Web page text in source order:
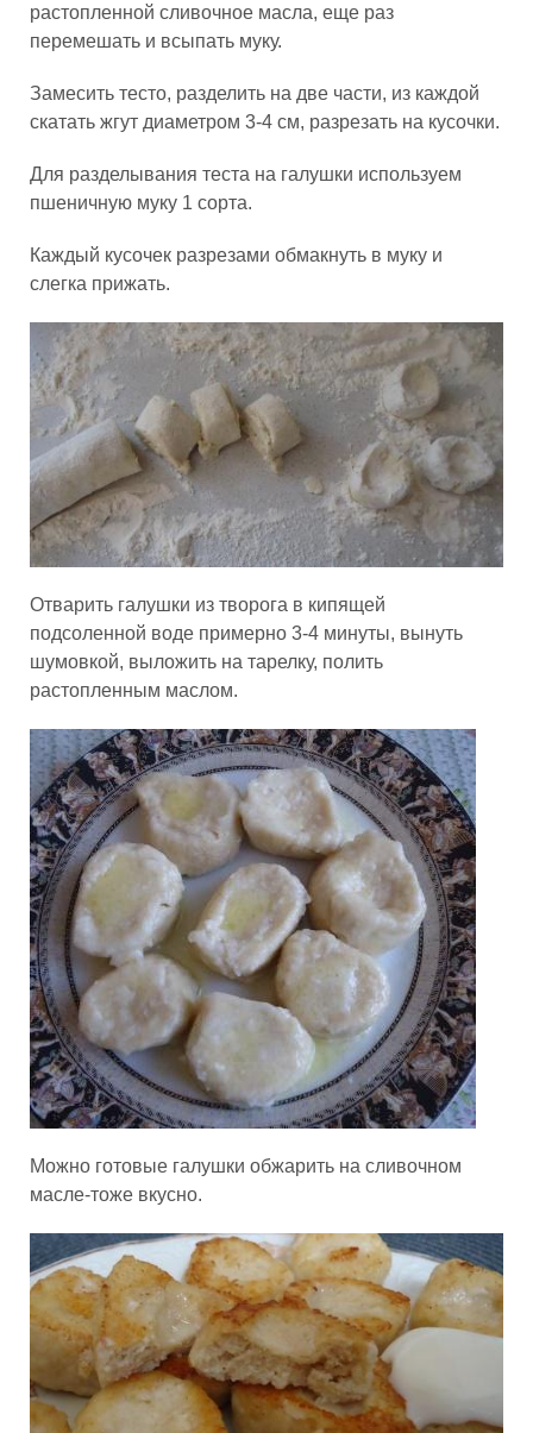
растопленной сливочное масла, еще раз
перемешать и всыпать муку.
Замесить тесто, разделить на две части, из каждой
скатать жгут диаметром 3-4 см, разрезать на кусочки.
Для разделывания теста на галушки используем
пшеничную муку 1 сорта.
Каждый кусочек разрезами обмакнуть в муку и
слегка прижать.
Отварить галушки из творога в кипящей
подсоленной воде примерно 3-4 минуты, вынуть
шумовкой, выложить на тарелку, полить
растопленным маслом.
Можно готовые галушки обжарить на сливочном
масле-тоже вкусно.